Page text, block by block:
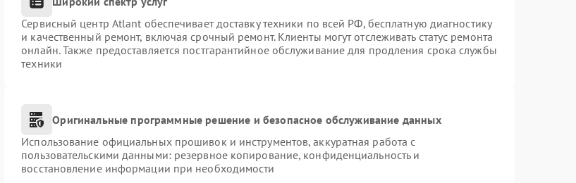
Сервисный центр Atlant обеспечивает доставку техники по всей РФ, бесплатную диагностику
и качественный ремонт, включая срочный ремонт. Клиенты могут отслеживать статус ремонта
онлайн. Также предоставляется постгарантийное обслуживание для продления срока службы
техники
Оригинальные программные решение и безопасное обслуживание данных
Использование официальных прошивок и инструментов, аккуратная работа с
пользовательскими данными: резервное копирование, конфиденциальность и
восстановление информации при необходимости